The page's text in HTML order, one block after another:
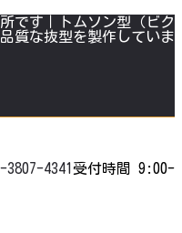
です｜トムソン型（ビク
質な抜型を製作していま
3807-4341 受付時間 9:00-